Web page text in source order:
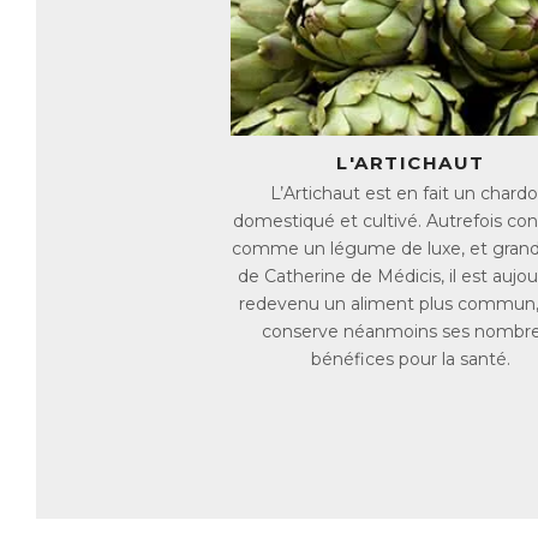
→
→
→
L'ARTICHAUT
L’Artichaut est en fait un
domestiqué et cultivé. Autrefois
comme un légume de luxe, et
de Catherine de Médicis, il est
redevenu un aliment plus
conserve néanmoins ses
bénéfices pour la santé.